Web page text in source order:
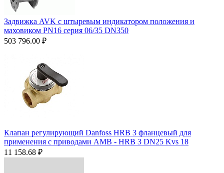
Задвижка AVK с штыревым индикатором положения и
маховиком PN16 серия 06/35 DN350
503 796.00 ₽
Клапан регулирующий Danfoss HRB 3 фланцевый для
применения с приводами AMВ - HRB 3 DN25 Kvs 18
11 158.68 ₽